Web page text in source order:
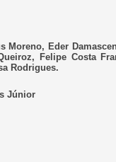
Moreno, Eder
Felipe Costa
Rodrigues.
Júnior